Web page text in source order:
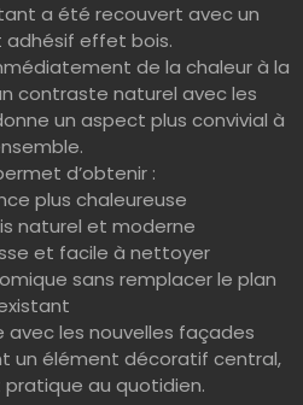
a été recouvert avec un
effet bois.
de la chaleur à la
contraste naturel avec les
un aspect plus convivial à
d’obtenir :
plus chaleureuse
naturel et moderne
et facile à nettoyer
sans remplacer le plan
avec les nouvelles façades
un élément décoratif central,
au quotidien.